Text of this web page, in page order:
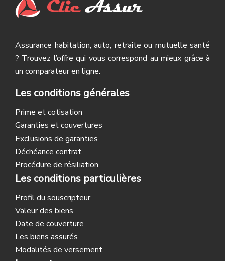
Assurance habitation, auto, retraite ou mutuelle santé
? Trouvez l’offre qui vous correspond au mieux grâce à
un comparateur en ligne.
Les conditions générales
Prime et cotisation
Garanties et couvertures
Exclusions de garanties
Déchéance contrat
Procédure de résiliation
Les conditions particulières
Profil du souscripteur
Valeur des biens
Date de couverture
Les biens assurés
Modalités de versement